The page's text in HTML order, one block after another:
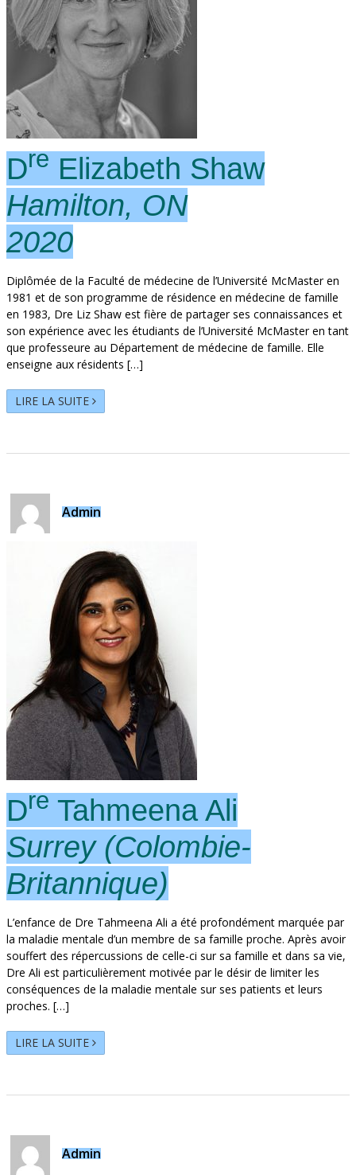
Dre Elizabeth Shaw
Hamilton, ON
2020
Diplômée de la Faculté de médecine de l’Université McMaster en
1981 et de son programme de résidence en médecine de famille
en 1983, Dre Liz Shaw est fière de partager ses connaissances et
son expérience avec les étudiants de l’Université McMaster en tant
que professeure au Département de médecine de famille. Elle
enseigne aux résidents […]
LIRE LA SUITE
Admin
Dre Tahmeena Ali
Surrey (Colombie-
Britannique)
L’enfance de Dre Tahmeena Ali a été profondément marquée par
la maladie mentale d’un membre de sa famille proche. Après avoir
souffert des répercussions de celle-ci sur sa famille et dans sa vie,
Dre Ali est particulièrement motivée par le désir de limiter les
conséquences de la maladie mentale sur ses patients et leurs
proches. […]
LIRE LA SUITE
Admin